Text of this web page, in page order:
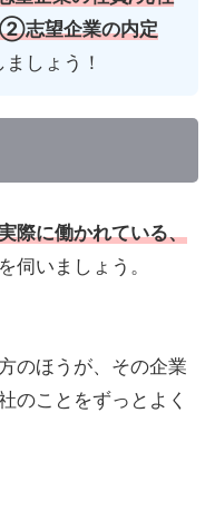
②志望企業の内定
ましょう！
際に働かれている、
伺いましょう。
のほうが、その企業
のことをずっとよく